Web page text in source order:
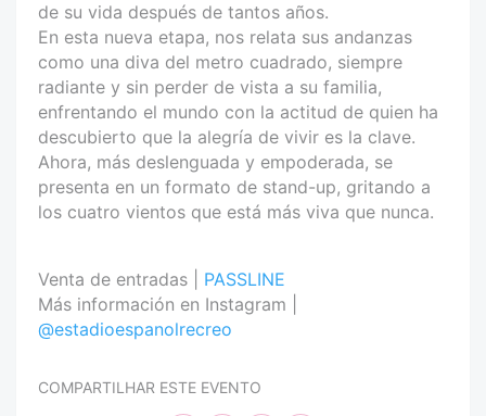
de su vida después de tantos años.
En esta nueva etapa, nos relata sus andanzas
como una diva del metro cuadrado, siempre
radiante y sin perder de vista a su familia,
enfrentando el mundo con la actitud de quien ha
descubierto que la alegría de vivir es la clave.
Ahora, más deslenguada y empoderada, se
presenta en un formato de stand-up, gritando a
los cuatro vientos que está más viva que nunca.
Venta de entradas | PASSLINE
Más información en Instagram |
@estadioespanolrecreo
COMPARTILHAR ESTE EVENTO